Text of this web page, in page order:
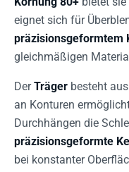
eignet sich für
präzisionsgeformtem
gleichmäßigen
DerTräger besteht aus
an Konturen
Durchhängen die
präzisionsgeformte
bei konstanter